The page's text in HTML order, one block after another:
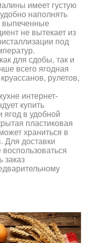
имеет густую
наполнять
выпеченные
не вытекает из
под
для сдобы, так и
всего ягодная
рулетов,
интернет-
купить
ягод в удобной
пластиковая
храниться в
Для доставки
заказ